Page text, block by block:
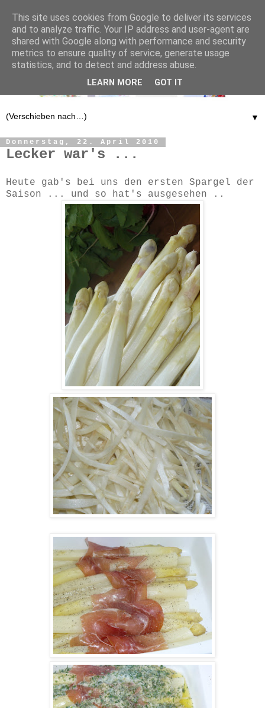
▼
Donnerstag, 22. April 2010
Lecker war's ...
Heute gab's bei uns den ersten Spargel der
Saison ... und so hat's ausgesehen ..
This site uses cookies from Google to deliver its services
and to analyze traffic. Your IP address and user-agent are
shared with Google along with performance and security
metrics to ensure quality of service, generate usage
statistics, and to detect and address abuse.
LEARN MORE GOT IT